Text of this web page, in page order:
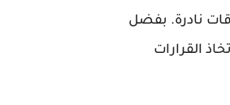
نادرة. بفضل
القرارات